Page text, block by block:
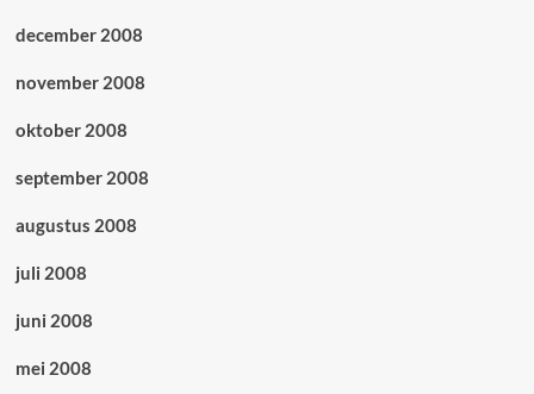
december 2008
november 2008
oktober 2008
september 2008
augustus 2008
juli 2008
juni 2008
mei 2008